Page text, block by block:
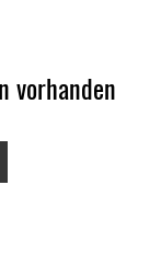
vorhanden